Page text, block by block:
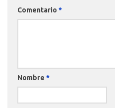
Comentario *
Nombre *